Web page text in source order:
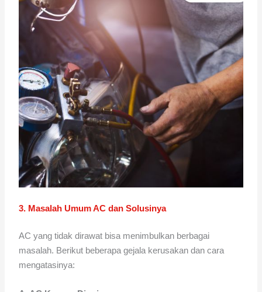
3. Masalah Umum AC dan Solusinya
AC yang tidak dirawat bisa menimbulkan berbagai
masalah. Berikut beberapa gejala kerusakan dan cara
mengatasinya: